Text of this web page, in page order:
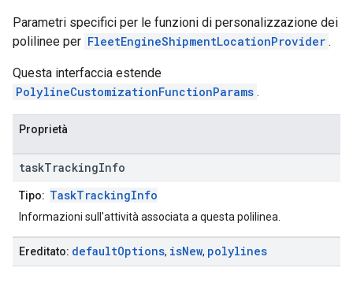
Parametri specifici per le funzioni di personalizzazione dei
polilinee per FleetEngineShipmentLocationProvider .
Questa interfaccia estende
PolylineCustomizationFunctionParams .
Proprietà
taskTrackingInfo
Tipo: TaskTrackingInfo
Informazioni sull'attività associata a questa polilinea.
Ereditato: defaultOptions, isNew, polylines